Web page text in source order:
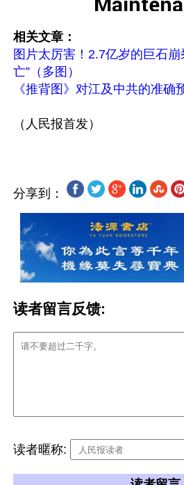
相关文章：
图片太厉害！2.7亿岁的巨石崩
亡”（多图）
《推背图》对江及中共的准确
分享到：
读者留言反馈:
读者暱称: